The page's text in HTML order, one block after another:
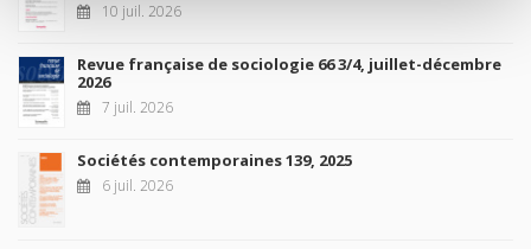
10 juil. 2026
Revue française de sociologie 66 3/4, juillet-décembre
2026
7 juil. 2026
Sociétés contemporaines 139, 2025
6 juil. 2026